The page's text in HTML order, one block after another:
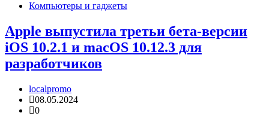
Компьютеры и гаджеты
Apple выпустила третьи бета-версии
iOS 10.2.1 и macOS 10.12.3 для
разработчиков
localpromo
08.05.2024
0